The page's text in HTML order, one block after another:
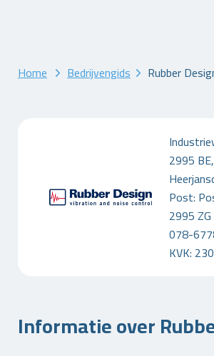
Home Bedrijvengids Rubber
2995 BE,
Post:
2995
078-
KVK:
Informatie over